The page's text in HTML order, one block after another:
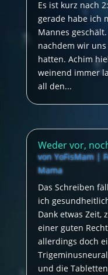
Es ist kurz nach
gerade habe ich
Mannes
nachdem wir
hatten. Achim
weinend immer
all den...
Weder vor,
von YoFisMam|
Mama
Das Schreiben
ich
Dank etwas Zeit,
einer guten
allerdings doch
und die